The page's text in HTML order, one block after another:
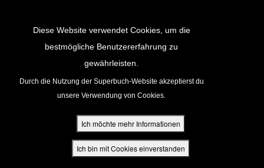
Diese Website verwendet Cookies, um die
bestmögliche Benutzererfahrung zu
gewährleisten.
Durch die Nutzung der Superbuch-Website akzeptierst du
unsere Verwendung von Cookies.
Ich möchte mehr Informationen
Ich bin mit Cookies einverstanden